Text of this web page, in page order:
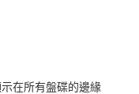
在所有盤碟的邊緣